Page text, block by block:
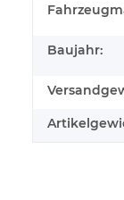
Baujahr: